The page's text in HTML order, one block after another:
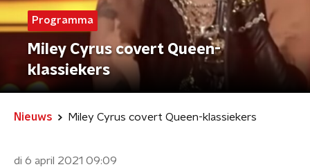
Programma
Miley Cyrus covert Queen-
klassiekers
Nieuws Miley Cyrus covert Queen-klassiekers
di 6 april 2021 09:09